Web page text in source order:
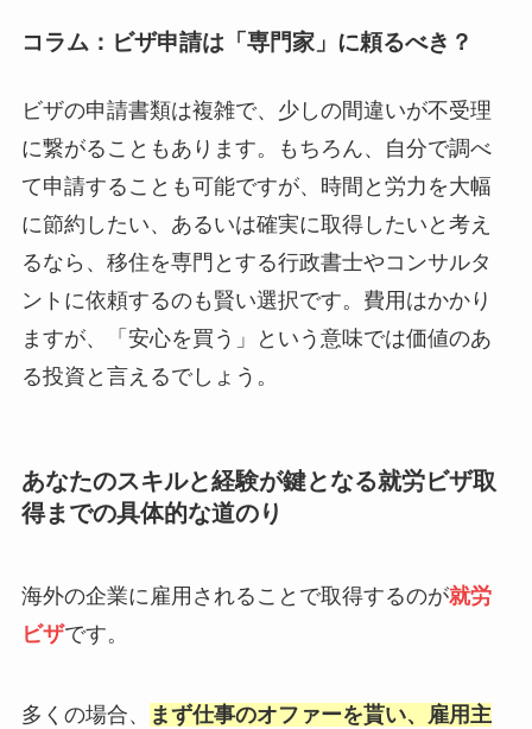
コラム：ビザ申請は「専門家」に頼るべき？
ビザの申請書類は複雑で、少しの間違いが不受理
に繋がることもあります。もちろん、自分で調べ
て申請することも可能ですが、時間と労力を大幅
に節約したい、あるいは確実に取得したいと考え
るなら、移住を専門とする行政書士やコンサルタ
ントに依頼するのも賢い選択です。費用はかかり
ますが、「安心を買う」という意味では価値のあ
る投資と言えるでしょう。
あなたのスキルと経験が鍵となる就労ビザ取
得までの具体的な道のり
海外の企業に雇用されることで取得するのが就労
ビザです。
多くの場合、
まず仕事のオファーを貰い、雇用主